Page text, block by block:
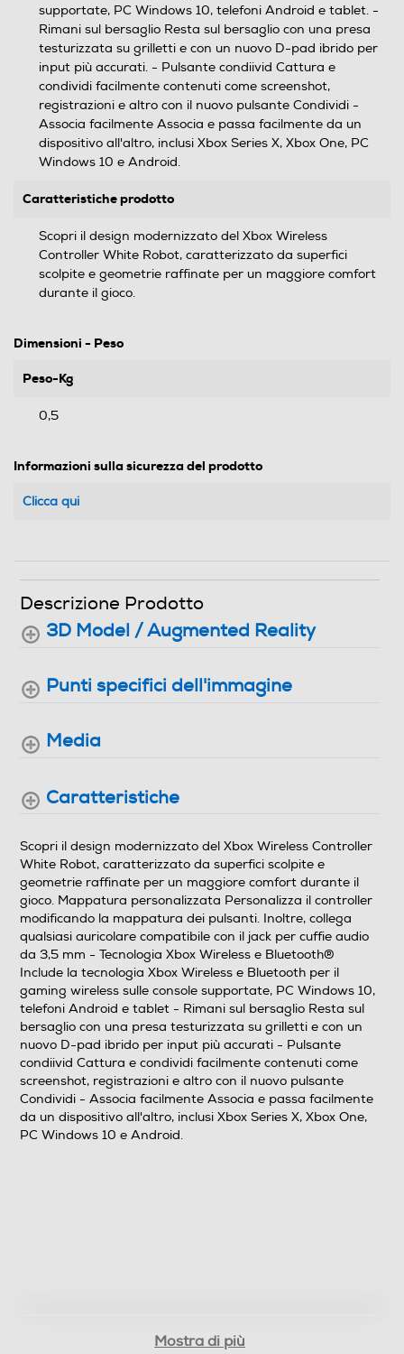
supportate, PC Windows 10, telefoni Android e tablet. -
Rimani sul bersaglio Resta sul bersaglio con una presa
testurizzata su grilletti e con un nuovo D-pad ibrido per
input più accurati. - Pulsante condiivid Cattura e
condividi facilmente contenuti come screenshot,
registrazioni e altro con il nuovo pulsante Condividi -
Associa facilmente Associa e passa facilmente da un
dispositivo all'altro, inclusi Xbox Series X, Xbox One, PC
Windows 10 e Android.
Caratteristiche prodotto
Scopri il design modernizzato del Xbox Wireless
Controller White Robot, caratterizzato da superfici
scolpite e geometrie raffinate per un maggiore comfort
durante il gioco.
Dimensioni - Peso
Peso-Kg
0,5
Informazioni sulla sicurezza del prodotto
Clicca qui
Descrizione Prodotto
3D Model / Augmented Reality
Punti specifici dell'immagine
Media
Caratteristiche
Scopri il design modernizzato del Xbox Wireless Controller
White Robot, caratterizzato da superfici scolpite e
geometrie raffinate per un maggiore comfort durante il
gioco. Mappatura personalizzata Personalizza il controller
modificando la mappatura dei pulsanti. Inoltre, collega
qualsiasi auricolare compatibile con il jack per cuffie audio
da 3,5 mm - Tecnologia Xbox Wireless e Bluetooth®
Include la tecnologia Xbox Wireless e Bluetooth per il
gaming wireless sulle console supportate, PC Windows 10,
telefoni Android e tablet - Rimani sul bersaglio Resta sul
bersaglio con una presa testurizzata su grilletti e con un
nuovo D-pad ibrido per input più accurati - Pulsante
condiivid Cattura e condividi facilmente contenuti come
screenshot, registrazioni e altro con il nuovo pulsante
Condividi - Associa facilmente Associa e passa facilmente
da un dispositivo all'altro, inclusi Xbox Series X, Xbox One,
PC Windows 10 e Android.
Mostra di più